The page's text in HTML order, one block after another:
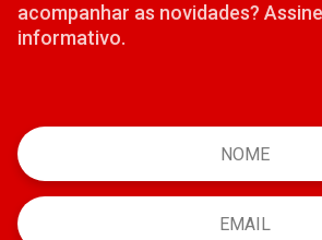
acompanhar as novidades?
informativo.